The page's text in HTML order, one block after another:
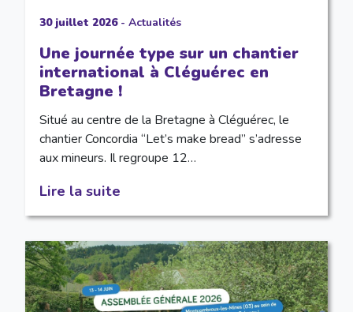
30 juillet 2026- Actualités
Une journée type sur un chantier
international à Cléguérec en
Bretagne !
Situé au centre de la Bretagne à Cléguérec, le
chantier Concordia “Let’s make bread” s’adresse
aux mineurs. Il regroupe 12…
Lire la suite